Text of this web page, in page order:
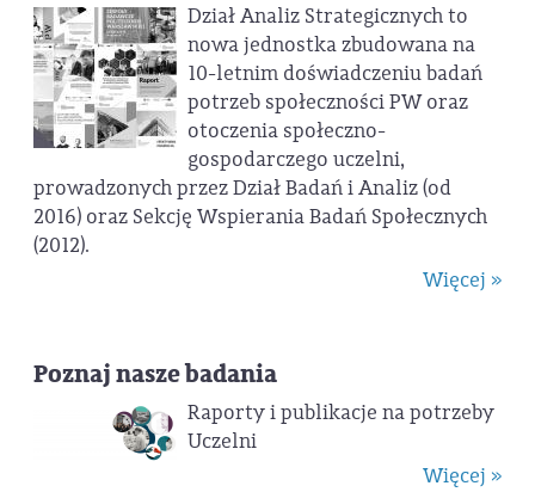
Dział Analiz Strategicznych to
nowa jednostka zbudowana na
10-letnim doświadczeniu badań
potrzeb społeczności PW oraz
otoczenia społeczno-
gospodarczego uczelni,
prowadzonych przez Dział Badań i Analiz (od
2016) oraz Sekcję Wspierania Badań Społecznych
(2012).
Więcej »
Poznaj nasze badania
Raporty i publikacje na potrzeby
Uczelni
Więcej »